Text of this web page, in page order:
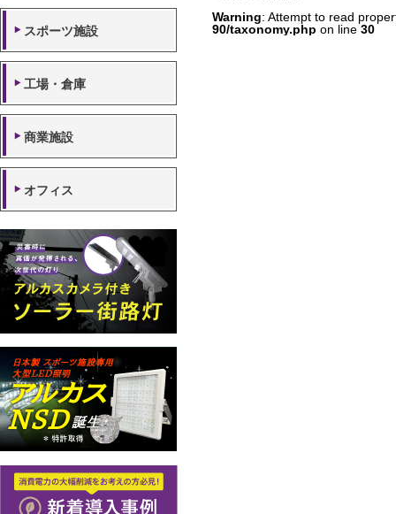
スポーツ施設
工場・倉庫
商業施設
オフィス
Warning: Attempt to read
90/taxonomy.php on line 30